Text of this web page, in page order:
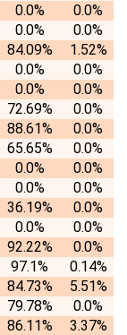
0.0%
0.0%
0.0%
0.0%
84.09%
1.52%
0.0%
0.0%
0.0%
0.0%
72.69%
0.0%
88.61%
0.0%
65.65%
0.0%
0.0%
0.0%
0.0%
0.0%
36.19%
0.0%
0.0%
0.0%
92.22%
0.0%
97.1%
0.14%
84.73%
5.51%
79.78%
0.0%
86.11%
3.37%